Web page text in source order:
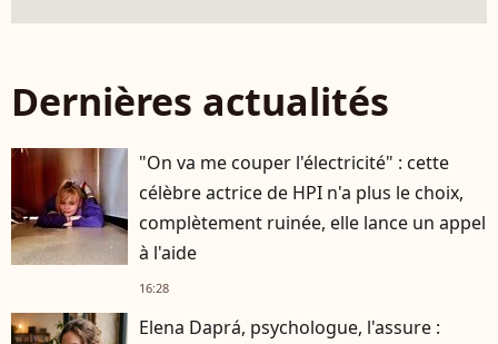
Dernières actualités
"On va me couper l'électricité" : cette
célèbre actrice de HPI n'a plus le choix,
complètement ruinée, elle lance un appel
à l'aide
16:28
Elena Daprá, psychologue, l'assure :